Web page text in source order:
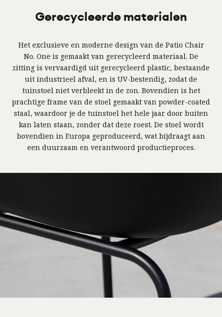
Gerecycleerde materialen
Het exclusieve en moderne design van de Patio Chair
No. One is gemaakt van gerecycleerd materiaal. De
zitting is vervaardigd uit gerecycleerd plastic, bestaande
uit industrieel afval, en is UV-bestendig, zodat de
tuinstoel niet verbleekt in de zon. Bovendien is het
prachtige frame van de stoel gemaakt van powder-coated
staal, waardoor je de tuinstoel het hele jaar door buiten
kan laten staan, zonder dat deze roest. De stoel wordt
bovendien in Europa geproduceerd, wat bijdraagt aan
een duurzaam en verantwoord productieproces.